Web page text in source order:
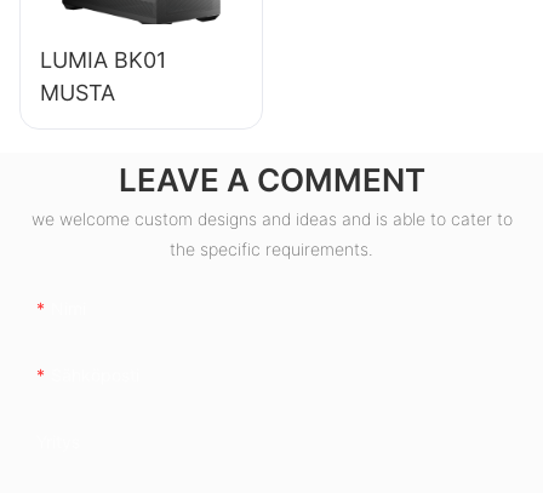
LUMIA BK01
MUSTA
LEAVE A COMMENT
we welcome custom designs and ideas and is able to cater to
the specific requirements.